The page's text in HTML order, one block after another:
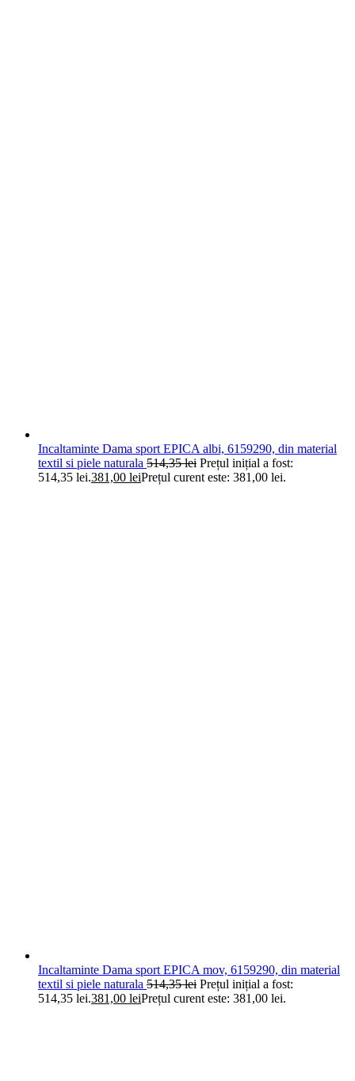
Incaltaminte Dama sport EPICA albi, 6159290, din material
textil si piele naturala 514,35lei Prețul inițial a fost:
514,35 lei.381,00 leiPrețul curent este: 381,00 lei.
Incaltaminte Dama sport EPICA mov, 6159290, din material
textil si piele naturala 514,35lei Prețul inițial a fost:
514,35 lei.381,00 leiPrețul curent este: 381,00 lei.